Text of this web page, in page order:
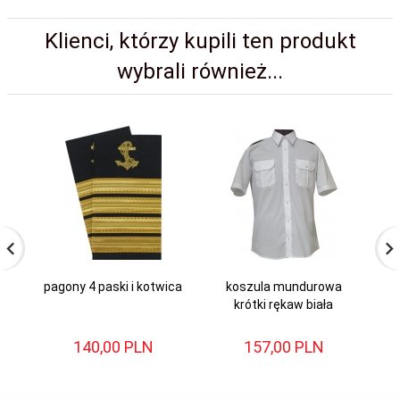
Klienci, którzy kupili ten produkt
wybrali również...
pagony 4 paski i kotwica
140,00 PLN
koszula mundurowa
krótki rękaw biała
157,00 PLN